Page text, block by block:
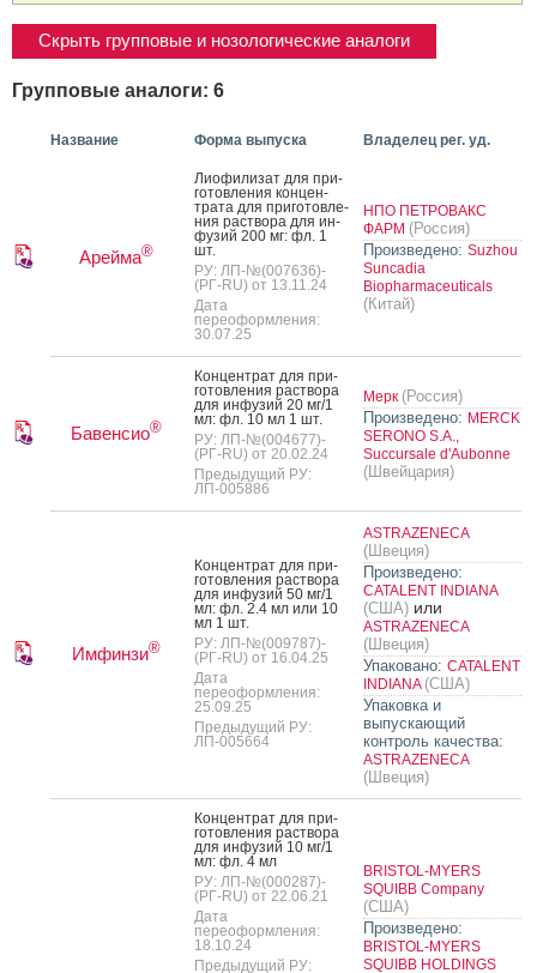
Скрыть групповые и нозологические аналоги
Групповые аналоги: 6
Название Форма выпуска Владелец рег. уд.
Арейма®
Ли­офи­лизат для при­
готов­ле­ния кон­цен­
тра­та для при­готов­ле­
ния рас­тво­ра для ин­
фу­зий 200 мг: фл. 1
шт.
РУ: ЛП-№(007636)-
(РГ-RU) от 13.11.24
Дата
переоформления:
30.07.25
НПО ПЕТРОВАКС
ФАРМ (Россия)
Произведено: Suzhou
Suncadia
Biopharmaceuticals
(Китай)
Бавенсио®
Кон­цен­трат для при­
готов­ле­ния рас­тво­ра
для ин­фу­зий 20 мг/1
мл: фл. 10 мл 1 шт.
РУ: ЛП-№(004677)-
(РГ-RU) от 20.02.24
Предыдущий РУ:
ЛП-005886
Мерк (Россия)
Произведено: MERCK
SERONO S.A.,
Succursale d'Aubonne
(Швейцария)
Имфинзи®
Кон­цен­трат для при­
готов­ле­ния рас­тво­ра
для ин­фу­зий 50 мг/1
мл: фл. 2.4 мл или 10
мл 1 шт.
РУ: ЛП-№(009787)-
(РГ-RU) от 16.04.25
Дата
переоформления:
25.09.25
Предыдущий РУ:
ЛП-005664
ASTRAZENECA
(Швеция)
Произведено:
CATALENT INDIANA
(США) или
ASTRAZENECA
(Швеция)
Упаковано: CATALENT
INDIANA (США)
Упаковка и
выпускающий
контроль качества:
ASTRAZENECA
(Швеция)
Кон­цен­трат для при­
готов­ле­ния рас­тво­ра
для ин­фу­зий 10 мг/1
мл: фл. 4 мл
РУ: ЛП-№(000287)-
(РГ-RU) от 22.06.21
Дата
переоформления:
18.10.24
Предыдущий РУ:
BRISTOL-MYERS
SQUIBB Company
(США)
Произведено:
BRISTOL-MYERS
SQUIBB HOLDINGS